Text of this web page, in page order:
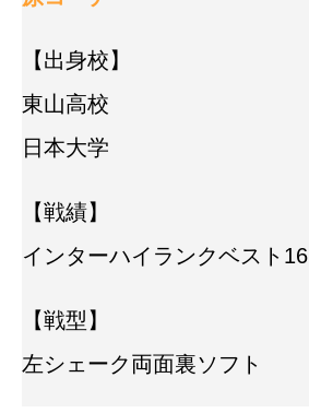
【出身校】
東山高校
日本大学
【戦績】
インターハイランクベスト16
【戦型】
左シェーク両面裏ソフト